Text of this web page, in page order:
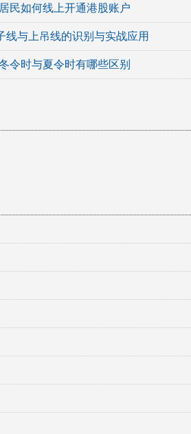
民如何线上开通港股账户
线与上吊线的识别与实战应用
令时与夏令时有哪些区别